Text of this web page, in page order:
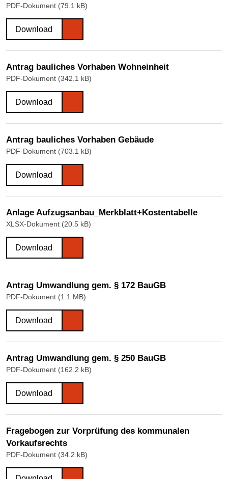
PDF-Dokument (79.1 kB)
Download
Antrag bauliches Vorhaben Wohneinheit
PDF-Dokument (342.1 kB)
Download
Antrag bauliches Vorhaben Gebäude
PDF-Dokument (703.1 kB)
Download
Anlage Aufzugsanbau_Merkblatt+Kostentabelle
XLSX-Dokument (20.5 kB)
Download
Antrag Umwandlung gem. § 172 BauGB
PDF-Dokument (1.1 MB)
Download
Antrag Umwandlung gem. § 250 BauGB
PDF-Dokument (162.2 kB)
Download
Fragebogen zur Vorprüfung des kommunalen
Vorkaufsrechts
PDF-Dokument (34.2 kB)